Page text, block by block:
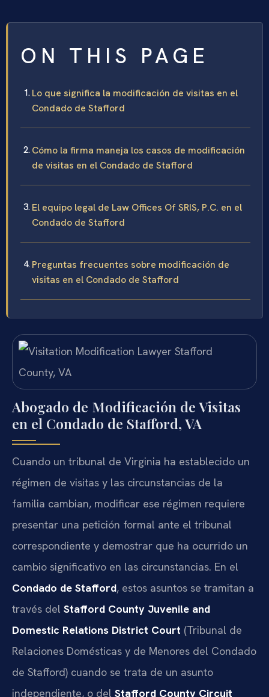
ON THIS PAGE
Lo que significa la modificación de visitas en el
Condado de Stafford
Cómo la firma maneja los casos de modificación
de visitas en el Condado de Stafford
El equipo legal de Law Offices Of SRIS, P.C. en el
Condado de Stafford
Preguntas frecuentes sobre modificación de
visitas en el Condado de Stafford
Abogado de Modificación de Visitas
en el Condado de Stafford, VA
Cuando un tribunal de Virginia ha establecido un
régimen de visitas y las circunstancias de la
familia cambian, modificar ese régimen requiere
presentar una petición formal ante el tribunal
correspondiente y demostrar que ha ocurrido un
cambio significativo en las circunstancias. En el
Condado de Stafford, estos asuntos se tramitan a
través del Stafford County Juvenile and
Domestic Relations District Court (Tribunal de
Relaciones Domésticas y de Menores del Condado
de Stafford) cuando se trata de un asunto
independiente, o del Stafford County Circuit